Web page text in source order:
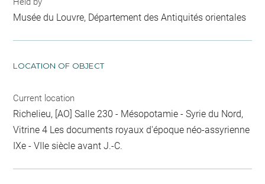
Musée du Louvre, Département des Antiquités orientales
LOCATION OF OBJECT
Current location
Richelieu, [AO] Salle 230 - Mésopotamie - Syrie du Nord,
Vitrine 4 Les documents royaux d'époque néo-assyrienne
IXe - VIIe siècle avant J.-C.